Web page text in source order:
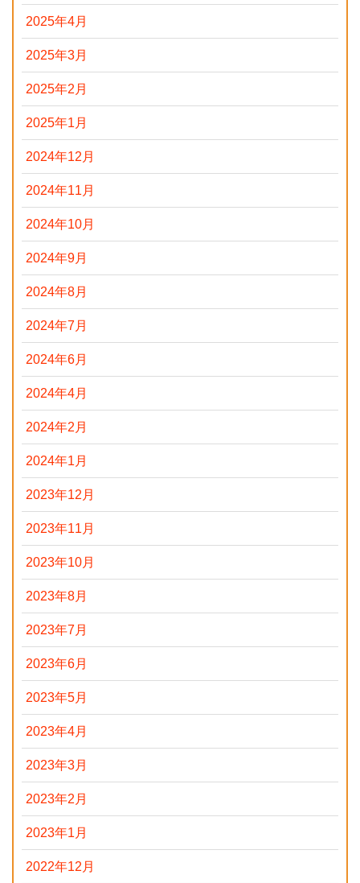
2025年4月
2025年3月
2025年2月
2025年1月
2024年12月
2024年11月
2024年10月
2024年9月
2024年8月
2024年7月
2024年6月
2024年4月
2024年2月
2024年1月
2023年12月
2023年11月
2023年10月
2023年8月
2023年7月
2023年6月
2023年5月
2023年4月
2023年3月
2023年2月
2023年1月
2022年12月